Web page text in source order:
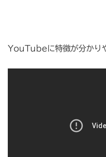
YouTubeに特徴が分かり